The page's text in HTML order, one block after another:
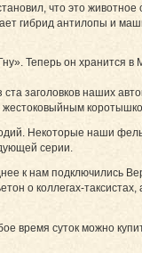
что это животное
гибрид антилопы и
Теперь он хранится
заголовков наших
Некоторые наши
серии.
к нам подключились
о коллегах-
время суток можно